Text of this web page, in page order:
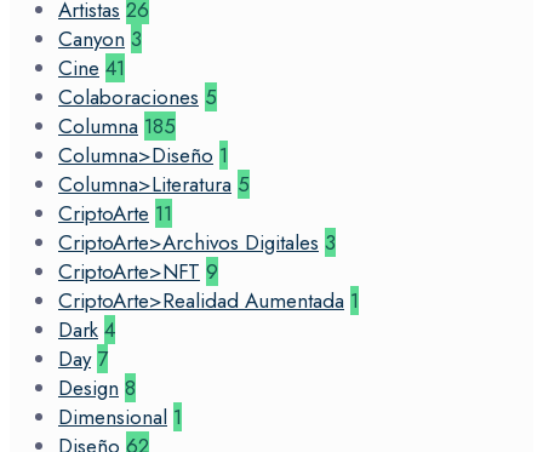
Artistas 26
Canyon 3
Cine 41
Colaboraciones 5
Columna 185
Columna>Diseño 1
Columna>Literatura 5
CriptoArte 11
CriptoArte>Archivos Digitales 3
CriptoArte>NFT 9
CriptoArte>Realidad Aumentada 1
Dark 4
Day 7
Design 8
Dimensional 1
Diseño 62